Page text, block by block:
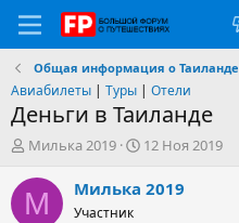
Общая информация о Таиланде
Авиабилеты | Туры | Отели
Деньги в Таиланде
А
т
о
Милька 2019
Д
т
12 Ноя 2019
М Милька 2019
Участник